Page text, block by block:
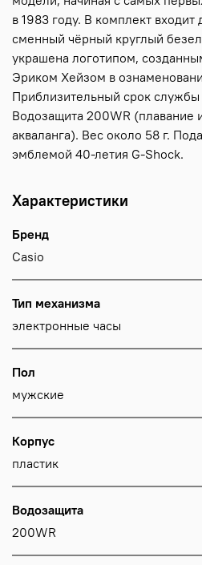
в 1983 году. В комплект
сменный чёрный круглый
украшена логотипом,
Эриком Хейзом в
Приблизительный срок службы
Водозащита 200WR (плавание
акваланга). Вес около 58 г.
эмблемой 40-летия G-Shock.
Характеристики
Бренд
Casio
Тип механизма
электронные часы
Пол
мужские
Корпус
пластик
Водозащита
200WR